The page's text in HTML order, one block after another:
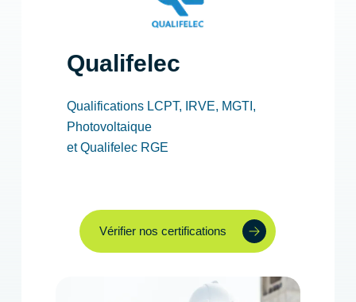
Qualifelec
Qualifications LCPT, IRVE, MGTI,
Photovoltaique
et Qualifelec RGE
Vérifier nos certifications